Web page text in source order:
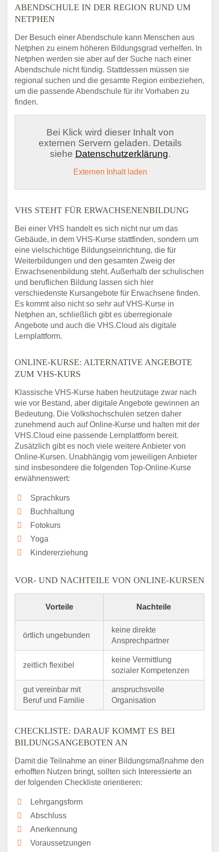
ABENDSCHULE IN DER REGION RUND UM
NETPHEN
Der Besuch einer Abendschule kann Menschen aus
Netphen zu einem höheren Bildungsgrad verhelfen. In
Netphen werden sie aber auf der Suche nach einer
Abendschule nicht fündig. Stattdessen müssen sie
regional suchen und die gesamte Region einbeziehen,
um die passende Abendschule für ihr Vorhaben zu
finden.
Bei Klick wird dieser Inhalt von
externen Servern geladen. Details
siehe Datenschutzerklärung.
Externen Inhalt laden
VHS STEHT FÜR ERWACHSENENBILDUNG
Bei einer VHS handelt es sich nicht nur um das
Gebäude, in dem VHS-Kurse stattfinden, sondern um
eine vielschichtige Bildungseinrichtung, die für
Weiterbildungen und den gesamten Zweig der
Erwachsenenbildung steht. Außerhalb der schulischen
und beruflichen Bildung lassen sich hier
verschiedenste Kursangebote für Erwachsene finden.
Es kommt also nicht so sehr auf VHS-Kurse in
Netphen an, schließlich gibt es überregionale
Angebote und auch die VHS.Cloud als digitale
Lernplattform.
ONLINE-KURSE: ALTERNATIVE ANGEBOTE
ZUM VHS-KURS
Klassische VHS-Kurse haben heutzutage zwar nach
wie vor Bestand, aber digitale Angebote gewinnen an
Bedeutung. Die Volkshochschulen setzen daher
zunehmend auch auf Online-Kurse und halten mit der
VHS.Cloud eine passende Lernplattform bereit.
Zusätzlich gibt es noch viele weitere Anbieter von
Online-Kursen. Unabhängig vom jeweiligen Anbieter
sind insbesondere die folgenden Top-Online-Kurse
erwähnenswert:
Sprachkurs
Buchhaltung
Fotokurs
Yoga
Kindererziehung
VOR- UND NACHTEILE VON ONLINE-KURSEN
Vorteile Nachteile
örtlich ungebunden
keine direkte
Ansprechpartner
zeitlich flexibel
keine Vermittlung
sozialer Kompetenzen
gut vereinbar mit
Beruf und Familie
anspruchsvolle
Organisation
CHECKLISTE: DARAUF KOMMT ES BEI
BILDUNGSANGEBOTEN AN
Damit die Teilnahme an einer Bildungsmaßnahme den
erhofften Nutzen bringt, sollten sich Interessierte an
der folgenden Checkliste orientieren:
Lehrgangsform
Abschluss
Anerkennung
Voraussetzungen